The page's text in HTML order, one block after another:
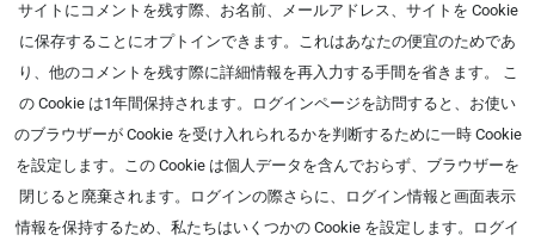
サイトにコメントを残す際、お名前、メールアドレス、サイトを Cookie
に保存することにオプトインできます。これはあなたの便宜のためであ
り、他のコメントを残す際に詳細情報を再入力する手間を省きます。 こ
の Cookie は1年間保持されます。ログインページを訪問すると、お使い
のブラウザーが Cookie を受け入れられるかを判断するために一時 Cookie
を設定します。この Cookie は個人データを含んでおらず、ブラウザーを
閉じると廃棄されます。ログインの際さらに、ログイン情報と画面表示
情報を保持するため、私たちはいくつかの Cookie を設定します。ログイ